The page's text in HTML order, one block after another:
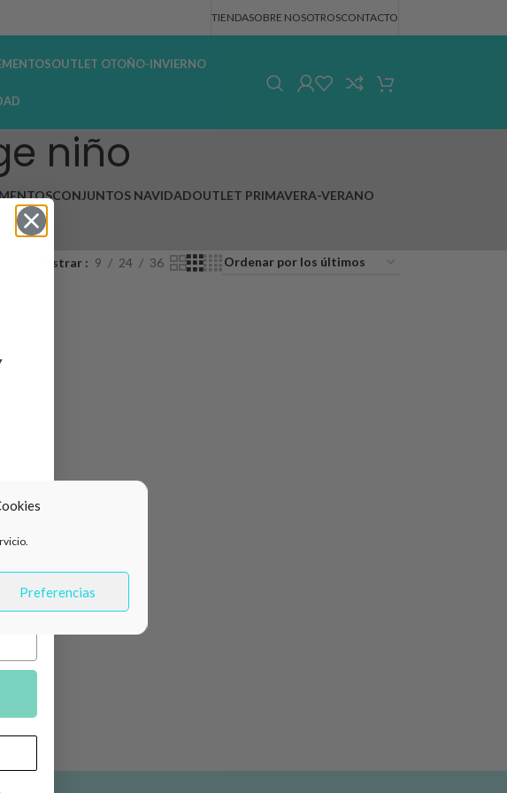
Preferencias
TIENDASOBRE NOSOTROSCONTACTO
OUTLET OTOÑO-INVIERNO
niño
CONJUNTOS NAVIDADOUTLET PRIMAVERA-VERANO
Mostrar 9 24 36